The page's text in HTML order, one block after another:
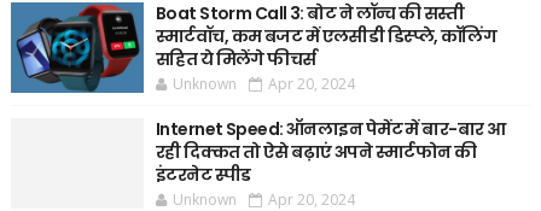
Boat Storm Call 3: बोट ने लॉन्च की सस्ती
स्मार्टवॉच, कम बजट में एलसीडी डिस्प्ले, कॉलिंग
सहित ये मिलेंगे फीचर्स
Unknown Apr 20, 2024
Internet Speed: ऑनलाइन पेमेंट में बार-बार आ
रही दिक्कत तो ऐसे बढ़ाएं अपने स्मार्टफोन की
इंटरनेट स्पीड
Unknown Apr 20, 2024